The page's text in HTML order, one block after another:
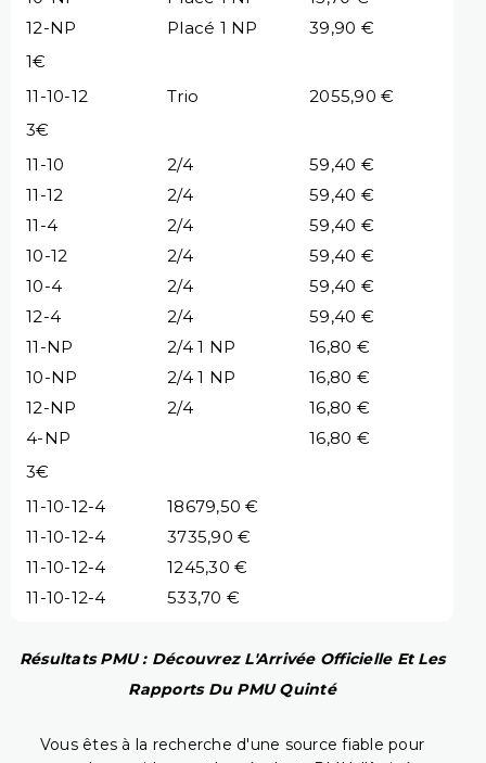
12-NP
Placé 1 NP
39,90 €
1€
11-10-12
Trio
2055,90 €
3€
11-10
2/4
59,40 €
11-12
2/4
59,40 €
11-4
2/4
59,40 €
10-12
2/4
59,40 €
10-4
2/4
59,40 €
12-4
2/4
59,40 €
11-NP
2/4 1 NP
16,80 €
10-NP
2/4 1 NP
16,80 €
12-NP
2/4
16,80 €
4-NP
16,80 €
3€
11-10-12-4
18679,50 €
11-10-12-4
3735,90 €
11-10-12-4
1245,30 €
11-10-12-4
533,70 €
Résultats PMU : Découvrez L'Arrivée Officielle Et Les
Rapports Du PMU Quinté
Vous êtes à la recherche d'une source fiable pour